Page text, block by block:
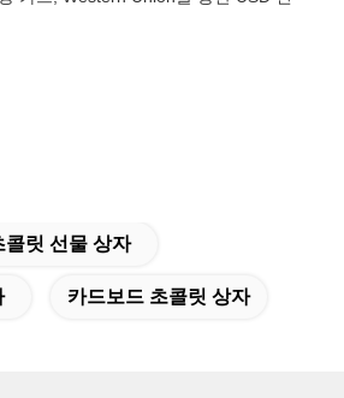
콜릿 선물 상자
카드보드 초콜릿 상자